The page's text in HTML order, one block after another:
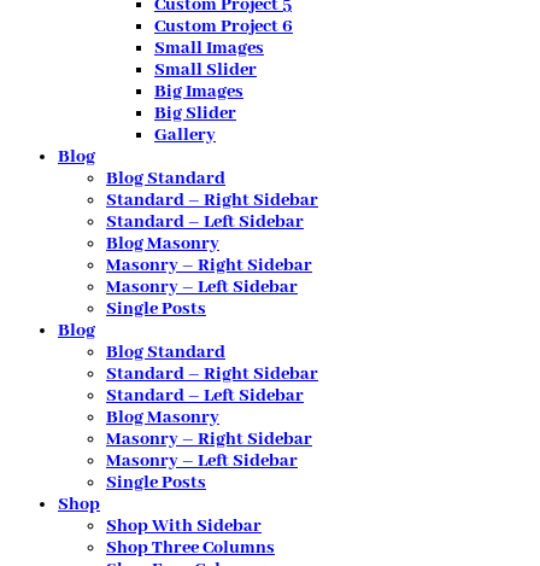
Custom Project 5
Custom Project 6
Small Images
Small Slider
Big Images
Big Slider
Gallery
Blog
Blog Standard
Standard – Right Sidebar
Standard – Left Sidebar
Blog Masonry
Masonry – Right Sidebar
Masonry – Left Sidebar
Single Posts
Blog
Blog Standard
Standard – Right Sidebar
Standard – Left Sidebar
Blog Masonry
Masonry – Right Sidebar
Masonry – Left Sidebar
Single Posts
Shop
Shop With Sidebar
Shop Three Columns